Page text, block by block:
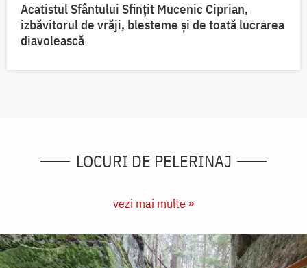
Acatistul Sfântului Sfințit Mucenic Ciprian,
izbăvitorul de vrăji, blesteme și de toată lucrarea
diavolească
LOCURI DE PELERINAJ
vezi mai multe »